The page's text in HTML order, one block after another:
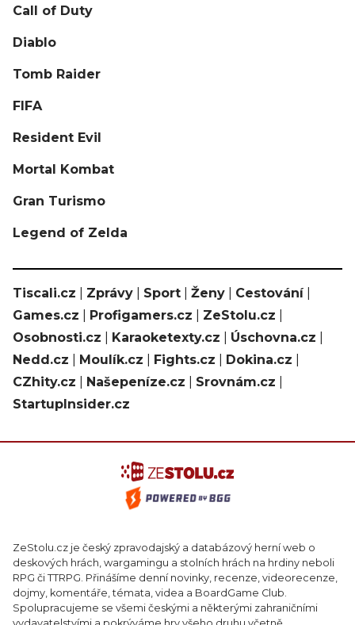
Call of Duty
Diablo
Tomb Raider
FIFA
Resident Evil
Mortal Kombat
Gran Turismo
Legend of Zelda
Tiscali.cz Zprávy Sport Ženy Cestování|
Games.cz
Profigamers.cz ZeStolu.cz
Osobnosti.cz
Karaoketexty.cz Úschovna.cz
Nedd.cz
Moulík.cz Fights.cz Dokina.cz
CZhity.cz
Našepeníze.cz Srovnám.cz
StartupInsider.cz
ZeStolu.cz je český zpravodajský a databázový herní web o
deskových hrách, wargamingu a stolních hrách na hrdiny neboli
RPG či TTRPG. Přinášíme denní novinky, recenze, videorecenze,
dojmy, komentáře, témata, videa a BoardGame Club.
Spolupracujeme se všemi českými a některými zahraničními